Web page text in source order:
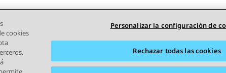
de Cookies Marcas registradas Accesibilidad
cookies
Personalizar la configuración de
Rechazar todas las cookies